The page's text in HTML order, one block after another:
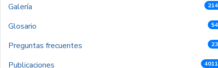
Galería
Glosario
Preguntas frecuentes
Publicaciones